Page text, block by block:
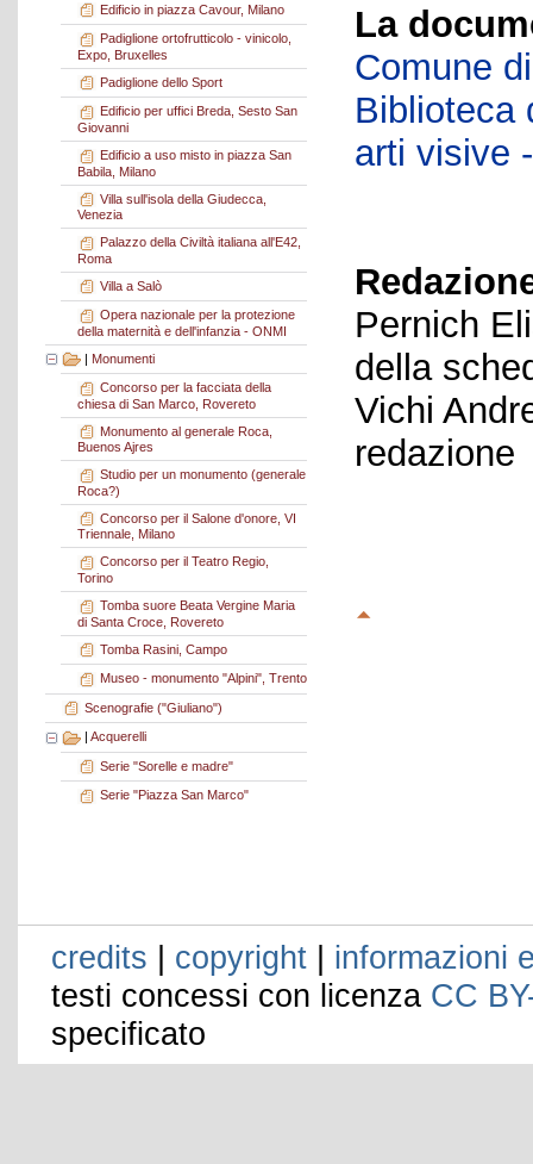
Edificio in piazza Cavour, Milano
Padiglione ortofrutticolo - vinicolo,
Expo, Bruxelles
Padiglione dello Sport
Edificio per uffici Breda, Sesto San
Giovanni
Edificio a uso misto in piazza San
Babila, Milano
Villa sull'isola della Giudecca,
Venezia
Palazzo della Civiltà italiana all'E42,
Roma
Villa a Salò
Opera nazionale per la protezione
della maternità e dell'infanzia - ONMI
| Monumenti
Concorso per la facciata della
chiesa di San Marco, Rovereto
Monumento al generale Roca,
Buenos Ajres
Studio per un monumento (generale
Roca?)
Concorso per il Salone d'onore, VI
Triennale, Milano
Concorso per il Teatro Regio,
Torino
Tomba suore Beata Vergine Maria
di Santa Croce, Rovereto
Tomba Rasini, Campo
Museo - monumento "Alpini", Trento
Scenografie ("Giuliano")
Acquerelli
Serie "Sorelle e madre"
Serie "Piazza San Marco"
La
Comune
Biblioteca
arti visive
Pernich
della
Vichi
redazione
credits | copyright | informazioni
testi concessi con licenza CC
specificato